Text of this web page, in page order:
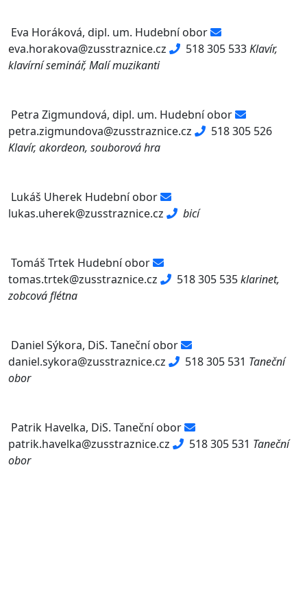
Eva Horáková, dipl. um. Hudební obor
eva.horakova@zusstraznice.cz
518 305 533Klavír,
klavírní seminář, Malí muzikanti
Petra Zigmundová, dipl. um. Hudební obor
petra.zigmundova@zusstraznice.cz
518 305 526
Klavír, akordeon, souborová hra
Lukáš Uherek Hudební obor
lukas.uherek@zusstraznice.cz
bicí
Tomáš Trtek Hudební obor
tomas.trtek@zusstraznice.cz
518 305 535klarinet,
zobcová flétna
Daniel Sýkora, DiS. Taneční obor
daniel.sykora@zusstraznice.cz
518 305 531 Taneční
obor
Patrik Havelka, DiS. Taneční obor
patrik.havelka@zusstraznice.cz
518 305 531 Taneční
obor